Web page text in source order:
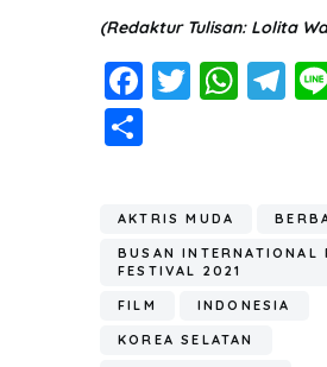
(Redaktur Tulisan: Lolita
Fa
ce
ok
T
wi
W
h
A
p
p
T
el
a
m
ar
e
AKTRIS MUDA
BUSAN INTERNATIONAL
FESTIVAL 2021
FILM INDONESIA
KOREA SELATAN